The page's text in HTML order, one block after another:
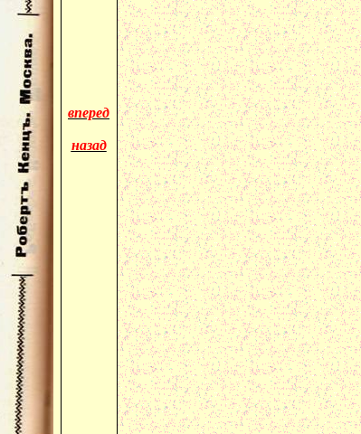
вперед
назад